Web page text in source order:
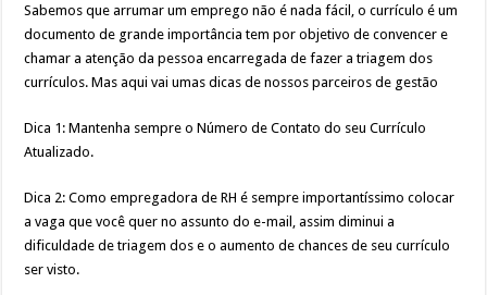
Sabemos que arrumar um emprego não é nada fácil, o currículo é um
documento de grande importância tem por objetivo de convencer e
chamar a atenção da pessoa encarregada de fazer a triagem dos
currículos. Mas aqui vai umas dicas de nossos parceiros de gestão
Dica 1: Mantenha sempre o Número de Contato do seu Currículo
Atualizado.
Dica 2: Como empregadora de RH é sempre importantíssimo colocar
a vaga que você quer no assunto do e-mail, assim diminui a
dificuldade de triagem dos e o aumento de chances de seu currículo
ser visto.